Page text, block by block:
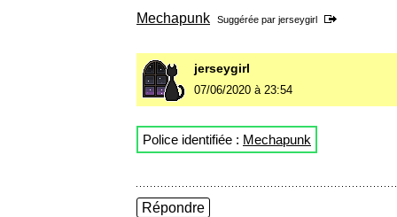
Mechapunk Suggérée par jerseygirl
jerseygirl
07/06/2020 à 23:54
Police identifiée : Mechapunk
Répondre